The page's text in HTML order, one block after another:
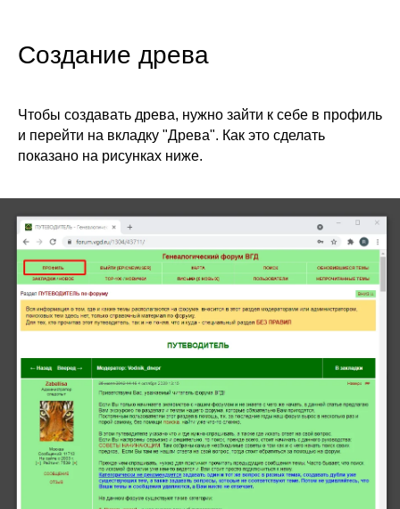
Создание древа
Чтобы создавать древа, нужно зайти к себе в профиль
и перейти на вкладку "Древа". Как это сделать
показано на рисунках ниже.